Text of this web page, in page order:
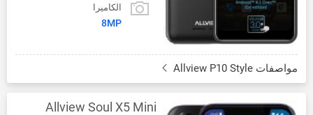
الكاميرا
8MP
مواصفات Allview P10 Style
Allview Soul X5 Mini